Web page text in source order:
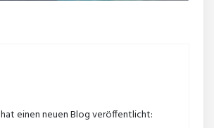
hat einen neuen Blog veröffentlicht: